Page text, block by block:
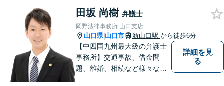
田坂 尚樹 弁護士
岡野法律事務所 山口支店
山口県|山口市 新山口駅 から徒歩6分
【中四国九州最大級の弁護士
事務所】交通事故、借金問
題、離婚、相続など様々な問
詳細を見
る